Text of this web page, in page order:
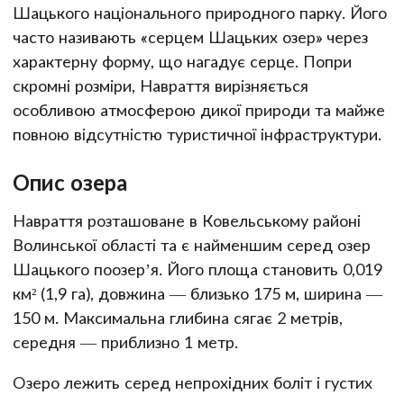
Шацького національного природного парку. Його
часто називають «серцем Шацьких озер» через
характерну форму, що нагадує серце. Попри
скромні розміри, Навраття вирізняється
особливою атмосферою дикої природи та майже
повною відсутністю туристичної інфраструктури.
Опис озера
Навраття розташоване в Ковельському районі
Волинської області та є найменшим серед озер
Шацького поозер’я. Його площа становить 0,019
км² (1,9 га), довжина — близько 175 м, ширина —
150 м. Максимальна глибина сягає 2 метрів,
середня — приблизно 1 метр.
Озеро лежить серед непрохідних боліт і густих